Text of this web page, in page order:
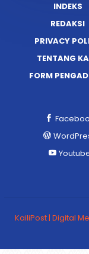
INDEKS
REDAKSI
PRIVACY
TENTANG
FORM
KailiPost | Digital